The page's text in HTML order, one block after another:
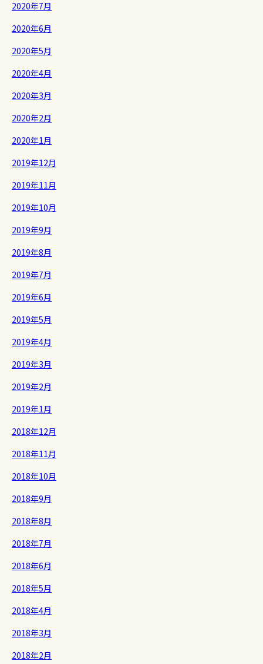
2020年7月
2020年6月
2020年5月
2020年4月
2020年3月
2020年2月
2020年1月
2019年12月
2019年11月
2019年10月
2019年9月
2019年8月
2019年7月
2019年6月
2019年5月
2019年4月
2019年3月
2019年2月
2019年1月
2018年12月
2018年11月
2018年10月
2018年9月
2018年8月
2018年7月
2018年6月
2018年5月
2018年4月
2018年3月
2018年2月